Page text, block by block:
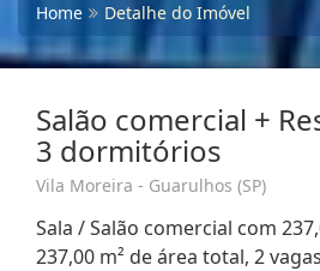
Home Detalhe do Imóvel
Salão comercial +
3 dormitórios
Vila Moreira - Guarulhos (SP)
Sala / Salão comercial com
237,00 m² de área total, 2